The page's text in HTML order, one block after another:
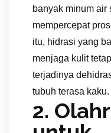
banyak minum air
mempercepat
itu, hidrasi yang
menjaga kulit
terjadinya
tubuh terasa kaku.
2.